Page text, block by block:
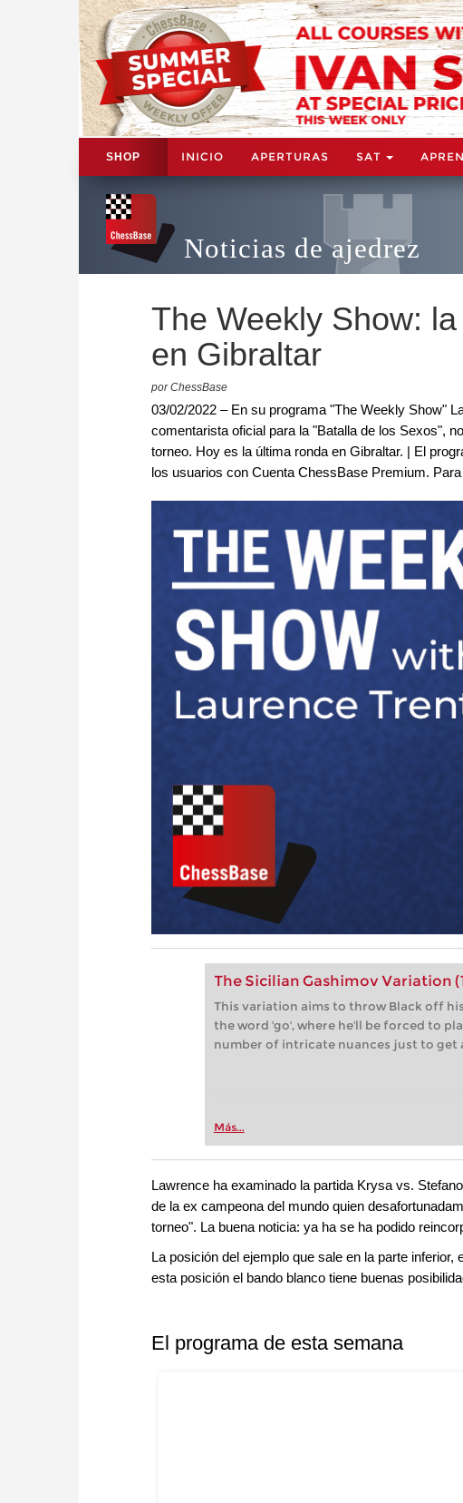
SHOP INICIO APERTURAS SAT
Noticias de ajedrez
The Weekly Show:
en Gibraltar
por ChessBase
03/02/2022 – En su programa "The Weekly Show"
comentarista oficial para la "Batalla de los Sexos",
torneo. Hoy es la última ronda en Gibraltar. | El
los usuarios con Cuenta ChessBase Premium. Para
The Sicilian Gashimov Variation
This variation aims to throw Black off
the word 'go', where he'll be forced to
number of intricate nuances just to get
Más...
Lawrence ha examinado la partida Krysa vs.
de la ex campeona del mundo quien
torneo". La buena noticia: ya ha se ha podido
La posición del ejemplo que sale en la parte
esta posición el bando blanco tiene buenas
El programa de esta semana